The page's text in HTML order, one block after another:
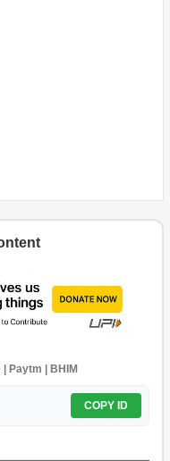
Paytm | BHIM
COPY ID